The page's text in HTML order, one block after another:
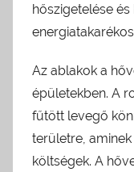
hőszigetelése
Az ablakok a
épületekben. A
fűtött levegő
területre,
költségek. A